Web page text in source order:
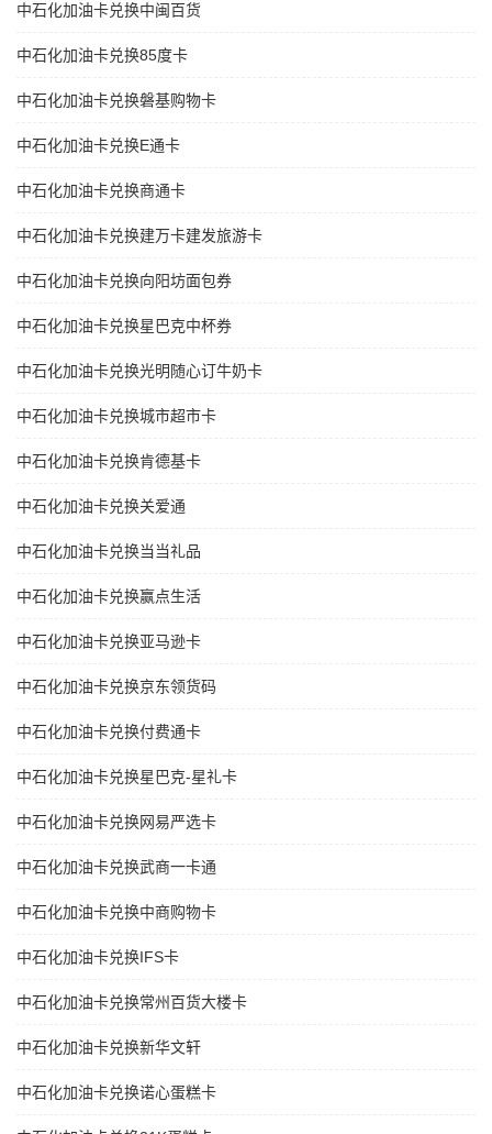
中石化加油卡兑换中闽百货
中石化加油卡兑换85度卡
中石化加油卡兑换磐基购物卡
中石化加油卡兑换E通卡
中石化加油卡兑换商通卡
中石化加油卡兑换建万卡建发旅游卡
中石化加油卡兑换向阳坊面包券
中石化加油卡兑换星巴克中杯券
中石化加油卡兑换光明随心订牛奶卡
中石化加油卡兑换城市超市卡
中石化加油卡兑换肯德基卡
中石化加油卡兑换关爱通
中石化加油卡兑换当当礼品
中石化加油卡兑换赢点生活
中石化加油卡兑换亚马逊卡
中石化加油卡兑换京东领货码
中石化加油卡兑换付费通卡
中石化加油卡兑换星巴克-星礼卡
中石化加油卡兑换网易严选卡
中石化加油卡兑换武商一卡通
中石化加油卡兑换中商购物卡
中石化加油卡兑换IFS卡
中石化加油卡兑换常州百货大楼卡
中石化加油卡兑换新华文轩
中石化加油卡兑换诺心蛋糕卡